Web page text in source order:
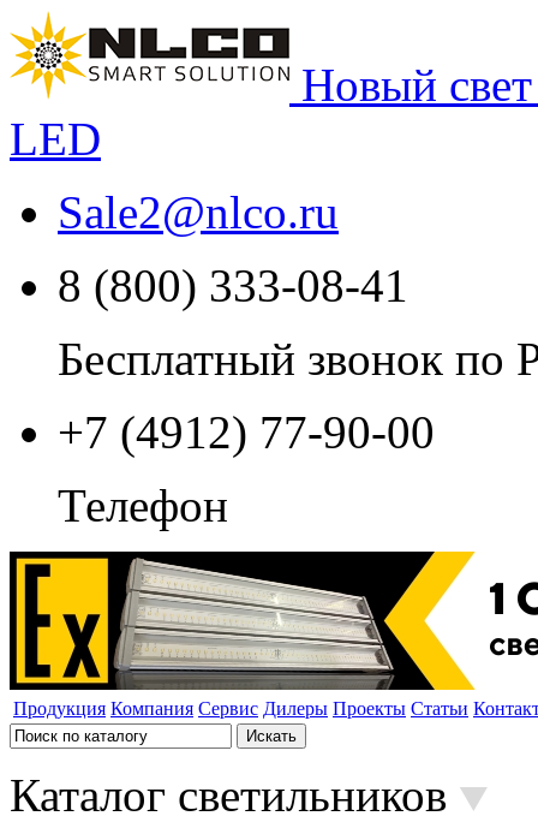
Новый
LED
Sale2@nlco.ru
8 (800) 333-08-41
Бесплатный звонок по
+7 (4912) 77-90-00
Телефон
Продукция Компания Сервис Дилеры Проекты Статьи
Каталог светильников